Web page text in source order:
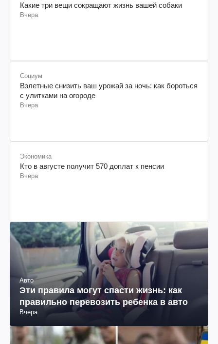
Какие три вещи сокращают жизнь вашей собаки
Вчера
Социум
Взлетные снизить ваш урожай за ночь: как бороться
с улитками на огороде
Вчера
Экономика
Кто в августе получит 570 доплат к пенсии
Вчера
Авто
Эти правила могут спасти жизнь: как
правильно перевозить ребенка в авто
Вчера